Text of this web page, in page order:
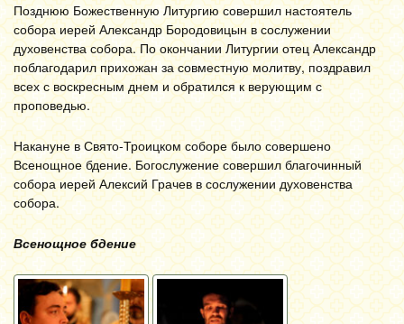
Позднюю Божественную Литургию совершил настоятель
собора иерей Александр Бородовицын в сослужении
духовенства собора. По окончании Литургии отец Александр
поблагодарил прихожан за совместную молитву, поздравил
всех с воскресным днем и обратился к верующим с
проповедью.
Накануне в Свято-Троицком соборе было совершено
Всенощное бдение. Богослужение совершил благочинный
собора иерей Алексий Грачев в сослужении духовенства
собора.
Всенощное бдение